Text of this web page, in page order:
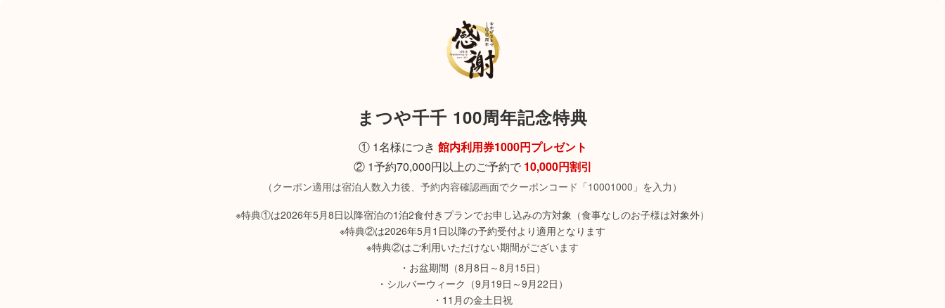
まつや千千 100周年記念特典
① 1名様につき 館内利用券1000円プレゼント
② 1予約70,000円以上のご予約で 10,000円割引
（クーポン適用は宿泊人数入力後、予約内容確認画面でクーポンコード「10001000」を入力）
※特典①は2026年5月8日以降宿泊の1泊2食付きプランでお申し込みの方対象（食事なしのお子様は対象外）
※特典②は2026年5月1日以降の予約受付より適用となります
※特典②はご利用いただけない期間がございます
・お盆期間（8月8日～8月15日）
・シルバーウィーク（9月19日～9月22日）
・11月の金土日祝